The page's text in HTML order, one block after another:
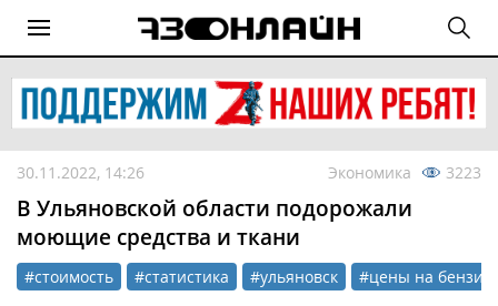
30.11.2022, 14:26 Экономика 3223
В Ульяновской области подорожали
моющие средства и ткани
#стоимость #статистика #ульяновск #цены на бензин